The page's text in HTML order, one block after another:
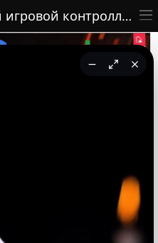
🎮🔥 **Оригинальный игровой контроллер Google Stadia Controller — Твой универсальный геймпад для ПК, смартфона и Steam!** 🔥🎮